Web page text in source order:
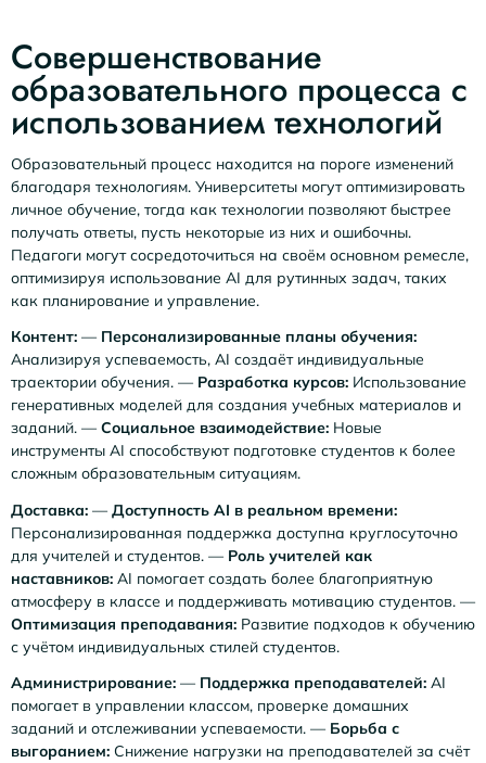
Совершенствование
образовательного процесса с
использованием технологий
Образовательный процесс находится на пороге изменений
благодаря технологиям. Университеты могут оптимизировать
личное обучение, тогда как технологии позволяют быстрее
получать ответы, пусть некоторые из них и ошибочны.
Педагоги могут сосредоточиться на своём основном ремесле,
оптимизируя использование AI для рутинных задач, таких
как планирование и управление.
Контент: — Персонализированные планы обучения:
Анализируя успеваемость, AI создаёт индивидуальные
траектории обучения. — Разработка курсов: Использование
генеративных моделей для создания учебных материалов и
заданий. — Социальное взаимодействие: Новые
инструменты AI способствуют подготовке студентов к более
сложным образовательным ситуациям.
Доставка: — Доступность AI в реальном времени:
Персонализированная поддержка доступна круглосуточно
для учителей и студентов. — Роль учителей как
наставников: AI помогает создать более благоприятную
атмосферу в классе и поддерживать мотивацию студентов. —
Оптимизация преподавания: Развитие подходов к обучению
с учётом индивидуальных стилей студентов.
Администрирование: — Поддержка преподавателей: AI
помогает в управлении классом, проверке домашних
заданий и отслеживании успеваемости. — Борьба с
выгоранием: Снижение нагрузки на преподавателей за счёт